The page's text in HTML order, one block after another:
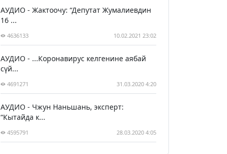
АУДИО - Жактоочу: “Депутат Жумалиевдин
16 ...
4636133 10.02.2021 23:02
АУДИО - ...Коронавирус келгенине аябай
сүй...
4691271 31.03.2020 4:20
АУДИО - Чжун Наньшань, эксперт:
“Кытайда к...
4595791 28.03.2020 4:05